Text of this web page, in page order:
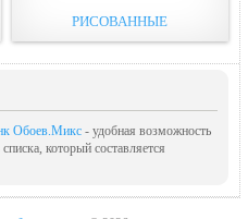
РИСОВАННЫЕ
Обоев.Микс - удобная возможность
который составляется